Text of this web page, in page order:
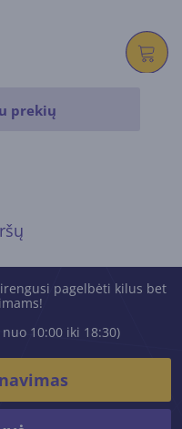
prekių
pagelbėti kilus bet
10:00 iki 18:30)